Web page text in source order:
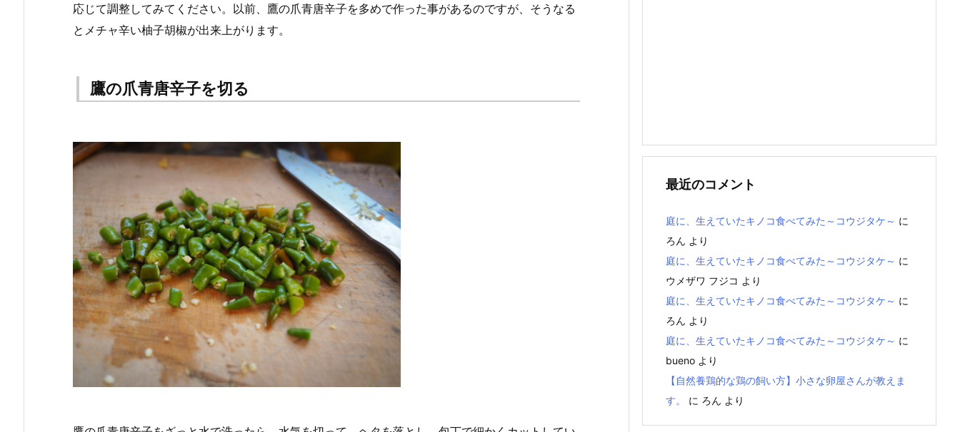
応じて調整してみてください。以前、鷹の爪青唐辛子を多めで作った事があるのですが、そうなる
とメチャ辛い柚子胡椒が出来上がります。
鷹の爪青唐辛子を切る
最近のコメント
庭に、生えていたキノコ食べてみた～コウジタケ～ に
ろん より
庭に、生えていたキノコ食べてみた～コウジタケ～ に
ウメザワ フジコ より
庭に、生えていたキノコ食べてみた～コウジタケ～ に
ろん より
庭に、生えていたキノコ食べてみた～コウジタケ～ に
bueno より
【自然養鶏的な鶏の飼い方】小さな卵屋さんが教えま
す。
に ろん より